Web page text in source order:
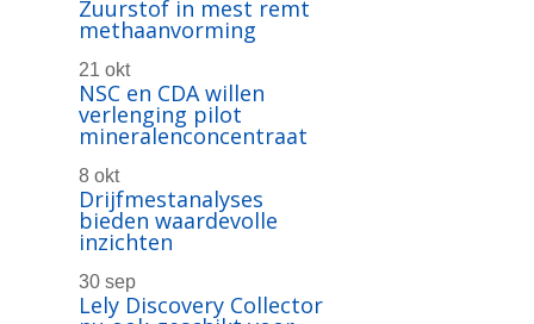
Zuurstof in mest remt
methaanvorming
21 okt
NSC en CDA willen
verlenging pilot
mineralenconcentraat
8 okt
Drijfmestanalyses
bieden waardevolle
inzichten
30 sep
Lely Discovery Collector